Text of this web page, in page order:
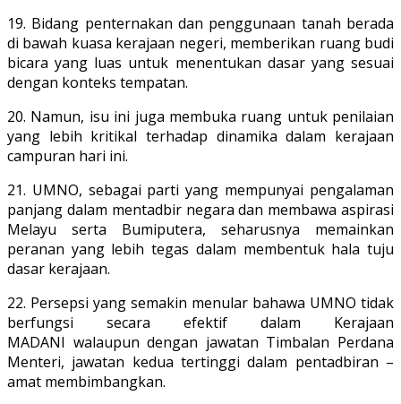
19. Bidang penternakan dan penggunaan tanah berada
di bawah kuasa kerajaan negeri, memberikan ruang budi
bicara yang luas untuk menentukan dasar yang sesuai
dengan konteks tempatan.
20. Namun, isu ini juga membuka ruang untuk penilaian
yang lebih kritikal terhadap dinamika dalam kerajaan
campuran hari ini.
21. UMNO, sebagai parti yang mempunyai pengalaman
panjang dalam mentadbir negara dan membawa aspirasi
Melayu serta Bumiputera, seharusnya memainkan
peranan yang lebih tegas dalam membentuk hala tuju
dasar kerajaan.
22. Persepsi yang semakin menular bahawa UMNO tidak
berfungsi secara efektif dalam Kerajaan
MADANI walaupun dengan jawatan Timbalan Perdana
Menteri, jawatan kedua tertinggi dalam pentadbiran –
amat membimbangkan.